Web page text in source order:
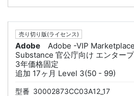
売り切り版(ライセンス)
Adobe
Adobe -VIP
Substance 官公庁向け エンター
3年価格固定
追加 17ヶ月 Level 3(50 - 99)
型番 30002873CC03A12_17